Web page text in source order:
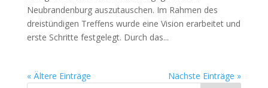
Neubrandenburg auszutauschen. Im Rahmen des
dreistündigen Treffens wurde eine Vision erarbeitet und
erste Schritte festgelegt. Durch das...
« Ältere Einträge
Nächste Einträge »